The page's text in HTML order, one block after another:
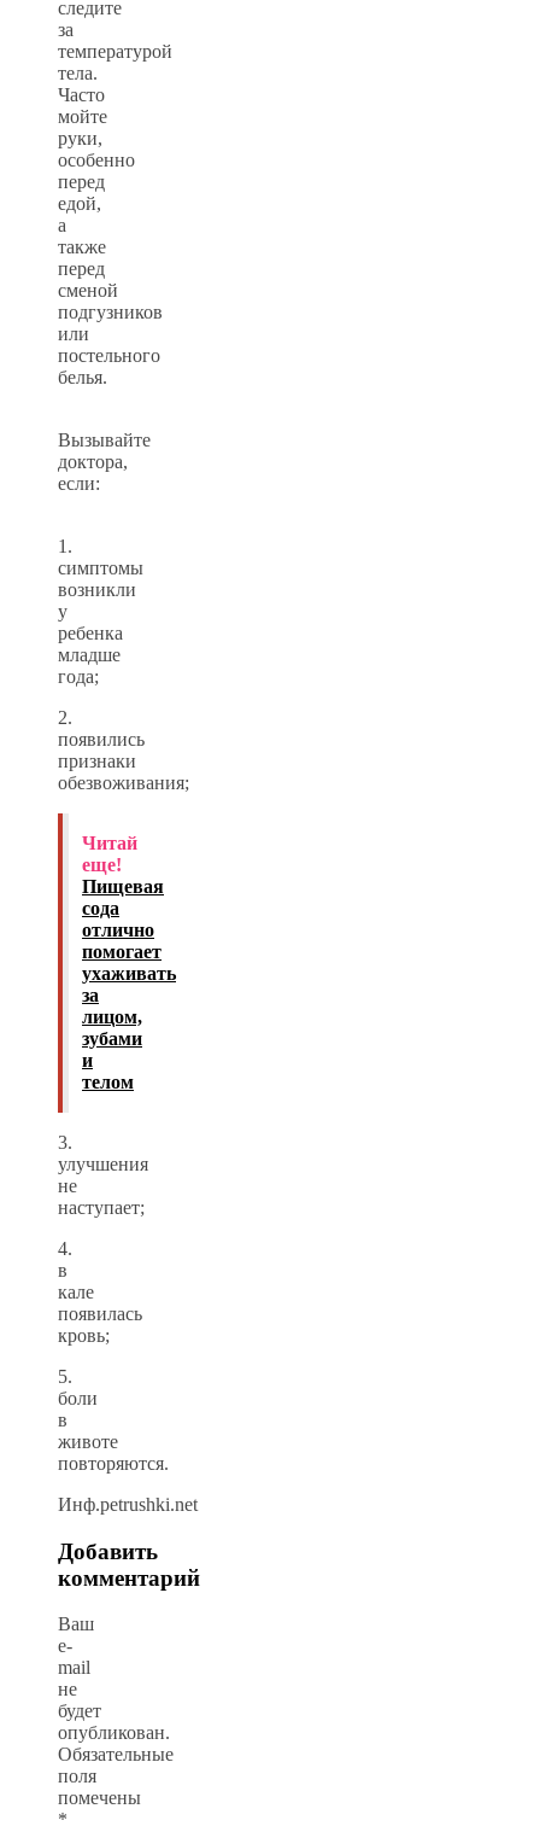
следите
за
температурой
тела.
Часто
мойте
руки,
особенно
перед
едой,
а
также
перед
сменой
подгузников
или
постельного
белья.
Вызывайте
доктора,
если:
1.
симптомы
возникли
у
ребенка
младше
года;
2.
появились
признаки
обезвоживания;
Читай
еще!
Пищевая
сода
отлично
помогает
ухаживать
за
лицом,
зубами
и
телом
3.
улучшения
не
наступает;
4.
в
кале
появилась
кровь;
5.
боли
в
животе
повторяются.
Инф.petrushki.net
Добавить
комментарий
Ваш
e-
mail
не
будет
опубликован.
Обязательные
поля
помечены
*